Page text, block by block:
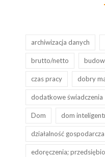
archiwizacja danych
brutto/netto
czas pracy dobry
dodatkowe świadczenia
Dom dom
działalność gospodarcza
edoręczenia;